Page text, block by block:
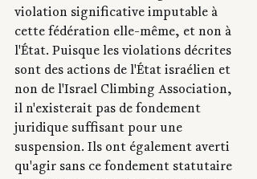
violation significative imputable à
cette fédération elle-même, et non à
l'État. Puisque les violations décrites
sont des actions de l'État israélien et
non de l'Israel Climbing Association,
il n'existerait pas de fondement
juridique suffisant pour une
suspension. Ils ont également averti
qu'agir sans ce fondement statutaire